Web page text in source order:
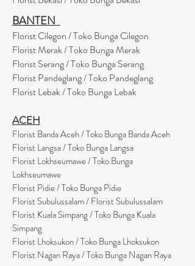
BANTEN
Florist Cilegon / Toko Bunga Cilegon
Florist Merak / Toko Bunga Merak
Florist Serang / Toko Bunga Serang
Florist Pandeglang / Toko Pandeglang
Florist Lebak / Toko Bunga Lebak
ACEH
Florist Banda Aceh / Toko Bunga Banda Aceh
Florist Langsa / Toko Bunga Langsa
Florist Lokhseumawe / Toko Bunga
Lokhseumawe
Florist Pidie / Toko Bunga Pidie
Florist Subulussalam / Florist Subulussalam
Florist Kuala Simpang / Toko Bunga Kuala
Simpang
Florist Lhoksukon / Toko Bunga Lhoksukon
Florist Nagan Raya / Toko Bunga Nagan Raya